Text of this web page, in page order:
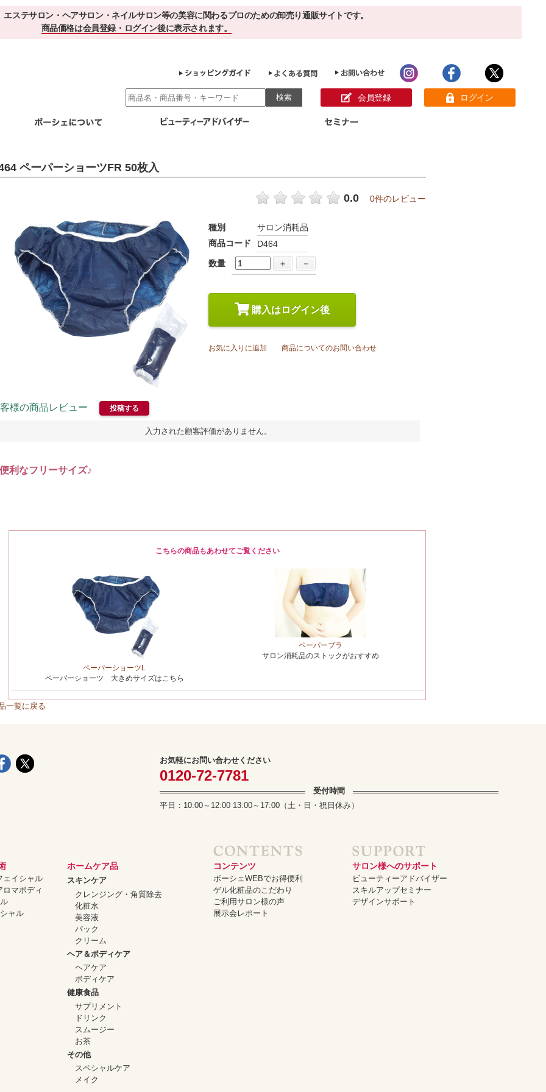
ステサロン・ヘアサロン・ネイルサロン等の美容に関わるプロのための卸売り通販サイトです。
商品価格は会員登録・ログイン後に表示されます。
会員登録 ログイン
スキンケア
ボディケア
健康食品
サプリメント ドリンク お茶
その他
スペシャルケア メイク
アンチエイジング
ペーパーショーツFR 50枚入
0.0 0件のレビュー
種別
サロン消耗品
商品コード
D464
数量
＋ －
購入はログイン後
お気に入りに追加 商品についてのお問い合わせ
様の商品レビュー 投稿する
入力された顧客評価がありません。
便利なフリーサイズ♪
こちらの商品もあわせてご覧ください
ペーパーショーツL
ペーパーショーツ 大きめサイズはこちら
ペーパーブラ
サロン消耗品のストックがおすすめ
一覧に戻る
お気軽にお問い合わせください
0120-72-7781
受付時間
平日：10:00～12:00 13:00～17:00（土・日・祝日休み）
ェイシャル
ロマボディ
ャル
ホームケア品
スキンケア
クレンジング・角質除去
化粧水
美容液
パック
クリーム
ヘア＆ボディケア
ヘアケア
ボディケア
健康食品
サプリメント
ドリンク
スムージー
お茶
その他
スペシャルケア
メイク
コンテンツ
ボーシェWEBでお得便利
ゲル化粧品のこだわり
ご利用サロン様の声
展示会レポート
サロン様へのサポート
ビューティーアドバイザー
スキルアップセミナー
デザインサポート